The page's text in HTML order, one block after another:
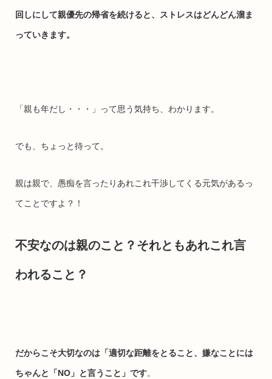
回しにして親優先の帰省を続けると、ストレスはどんどん溜ま
っていきます。
「親も年だし・・・」って思う気持ち、わかります。
でも、ちょっと待って。
親は親で、愚痴を言ったりあれこれ干渉してくる元気があるっ
てことですよ？！
不安なのは親のこと？それともあれこれ言
われること？
だからこそ大切なのは「適切な距離をとること、嫌なことには
ちゃんと「NO」と言うこと」です。